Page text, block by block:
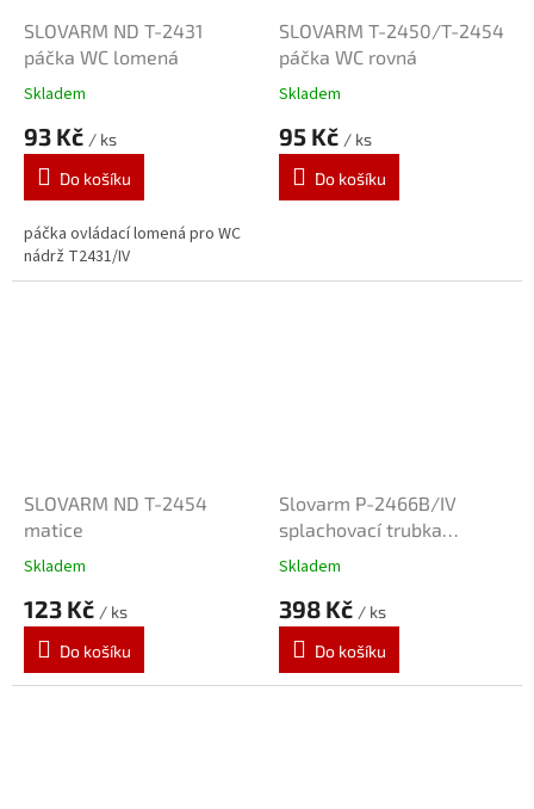
SLOVARM ND T-2431
páčka WC lomená
Skladem
93 Kč / ks
Do košíku
páčka ovládací lomená pro WC
nádrž T2431/IV
SLOVARM T-2450/T-2454
páčka WC rovná
Skladem
95 Kč / ks
Do košíku
SLOVARM ND T-2454
matice
Skladem
123 Kč / ks
Do košíku
Slovarm P-2466B/IV
splachovací trubka
komplet
Skladem
398 Kč / ks
Do košíku